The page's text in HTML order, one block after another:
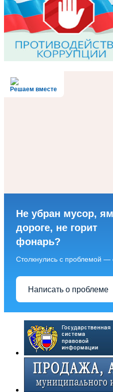
Решаем вместе
Не убран мусор,
дороге, не горит
фонарь?
Столкнулись с проблемой —
Написать о проблеме